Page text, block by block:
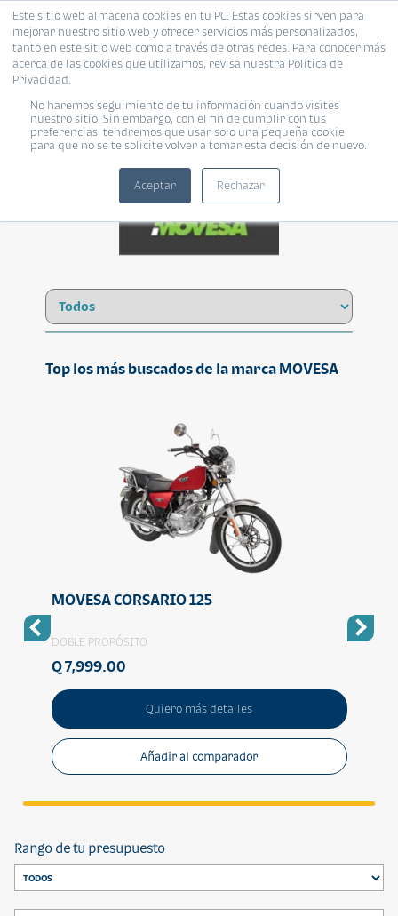
Este sitio web almacena cookies en tu PC. Estas cookies sirven para
mejorar nuestro sitio web y ofrecer servicios más personalizados,
tanto en este sitio web como a través de otras redes. Para conocer más
acerca de las cookies que utilizamos, revisa nuestra Política de
Privacidad.
No haremos seguimiento de tu información cuando visites
nuestro sitio. Sin embargo, con el fin de cumplir con tus
preferencias, tendremos que usar solo una pequeña cookie
para que no se te solicite volver a tomar esta decisión de nuevo.
Aceptar Rechazar
MOVESA
Top los más buscados de la marca MOVESA
MOVESA CORSARIO 125
DOBLE PROPÓSITO
Q 7,999.00
Quiero más detalles
Añadir al comparador
Rango de tu presupuesto